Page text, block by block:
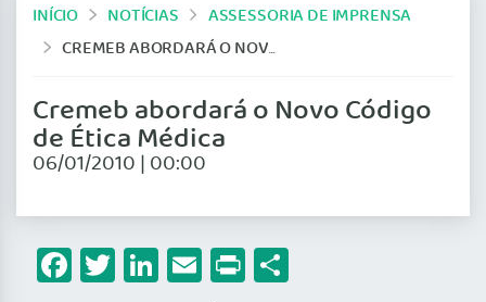
INÍCIO NOTÍCIAS
ASSESSORIA DE IMPRENSA
CREMEB ABORDARÁ O NOVO CÓDIGO DE ÉTICA MÉDICA
Cremeb abordará o Novo Código
de Ética Médica
06/01/2010 | 00:00
Facebook
Twitter
LinkedIn
Email
Print